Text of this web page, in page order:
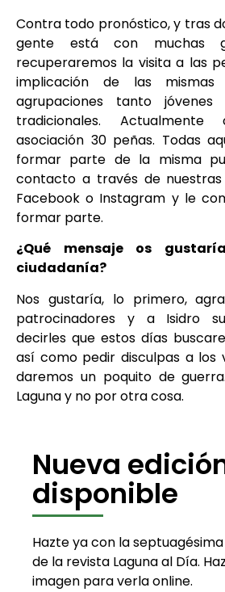
Contra todo pronóstico, y tras
gente está con muchas
recuperaremos la visita a las
implicación de las
agrupaciones tanto
tradicionales. Actualmente
asociación 30 peñas. Todas
formar parte de la misma
contacto a través de
Facebook o Instagram y le
formar parte.
¿Qué mensaje os
ciudadanía?
Nos gustaría, lo primero,
patrocinadores y a Isidro
decirles que estos días
así como pedir disculpas a los
daremos un poquito de
Laguna y no por otra cosa.
Nueva
disponible
Hazte ya con la
de la revista Laguna al Día.
imagen para verla online.